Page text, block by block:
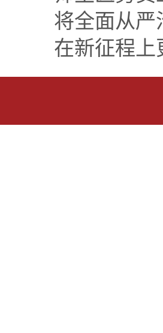
将全面从严
在新征程上